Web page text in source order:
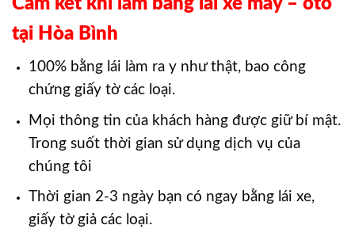
Cam kết khi làm bằng lái xe máy – oto
tại Hòa Bình
100% bằng lái làm ra y như thật, bao công
chứng giấy tờ các loại.
Mọi thông tin của khách hàng được giữ bí mật.
Trong suốt thời gian sử dụng dịch vụ của
chúng tôi
Thời gian 2-3 ngày bạn có ngay bằng lái xe,
giấy tờ giả các loại.